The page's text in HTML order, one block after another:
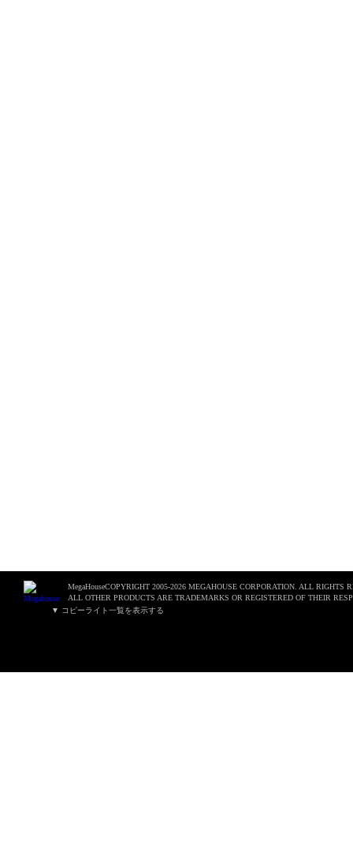
MegaHouseCOPYRIGHT 2005-2026 MEGAHOUSE CORPORATION. ALL RIGHTS
ALL OTHER PRODUCTS ARE TRADEMARKS OR REGISTERED OF THEIR
▼ コピーライト一覧を表示する